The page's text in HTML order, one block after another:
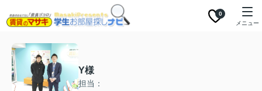
0
メニュー
Y様
担当：